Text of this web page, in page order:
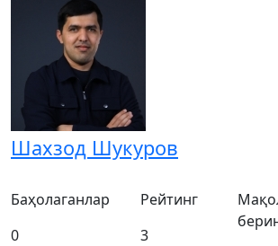
Шахзод Шукуров
Баҳолаганлар
0
Рейтинг
3